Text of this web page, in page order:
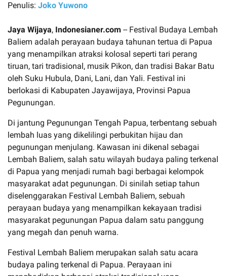
Penulis: Joko Yuwono
Jaya Wijaya, Indonesianer.com -- Festival Budaya Lembah
Baliem adalah perayaan budaya tahunan tertua di Papua
yang menampilkan atraksi kolosal seperti tari perang
tiruan, tari tradisional, musik Pikon, dan tradisi Bakar Batu
oleh Suku Hubula, Dani, Lani, dan Yali. Festival ini
berlokasi di Kabupaten Jayawijaya, Provinsi Papua
Pegunungan.
Di jantung Pegunungan Tengah Papua, terbentang sebuah
lembah luas yang dikelilingi perbukitan hijau dan
pegunungan menjulang. Kawasan ini dikenal sebagai
Lembah Baliem, salah satu wilayah budaya paling terkenal
di Papua yang menjadi rumah bagi berbagai kelompok
masyarakat adat pegunungan. Di sinilah setiap tahun
diselenggarakan Festival Lembah Baliem, sebuah
perayaan budaya yang menampilkan kekayaan tradisi
masyarakat pegunungan Papua dalam satu panggung
yang megah dan penuh warna.
Festival Lembah Baliem merupakan salah satu acara
budaya paling terkenal di Papua. Perayaan ini